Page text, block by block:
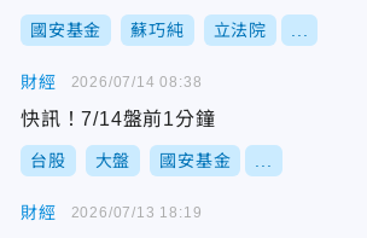
國安基金 蘇巧純 立法院
財經
快訊！7/14盤前1分鐘
台股 大盤 國安基金
2026/07/14 08:38
財經 2026/07/13 18:19